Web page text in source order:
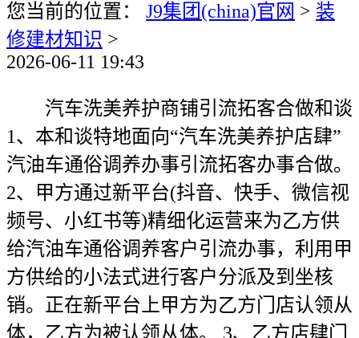
您当前的位置： J9集团(china)官网 > 装
修建材知识 >
2026-06-11 19:43
汽车洗美养护商铺引流拓客合做和谈
1、本和谈特地面向“汽车洗美养护店肆”
汽油车通俗调养办事引流拓客办事合做。
2、甲方通过新平台(抖音、快手、微信视
频号、小红书等)精细化运营来为乙方供
给汽油车通俗调养客户引流办事，利用甲
方供给的小法式进行客户分派及到坐核
销。正在新平台上甲方为乙方门店认领从
体，乙方为被认领从体。 3、乙方店肆门